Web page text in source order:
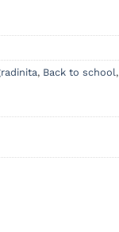
, Back to school,